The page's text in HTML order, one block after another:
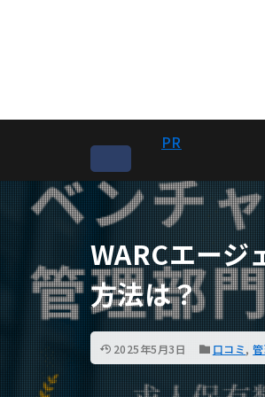
PR
WARCエージ
方法は？
2025年5月3日 口コミ,